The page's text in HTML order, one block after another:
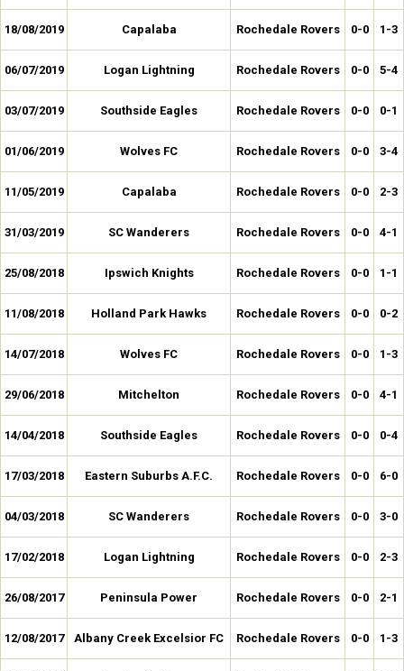
18/08/2019 Capalaba Rochedale Rovers 0-0 1-3
06/07/2019 Logan Lightning Rochedale Rovers 0-0 5-4
03/07/2019 Southside Eagles Rochedale Rovers 0-0 0-1
01/06/2019 Wolves FC Rochedale Rovers 0-0 3-4
11/05/2019 Capalaba Rochedale Rovers 0-0 2-3
31/03/2019 SC Wanderers Rochedale Rovers 0-0 4-1
25/08/2018 Ipswich Knights Rochedale Rovers 0-0 1-1
11/08/2018 Holland Park Hawks Rochedale Rovers 0-0 0-2
14/07/2018 Wolves FC Rochedale Rovers 0-0 1-3
29/06/2018 Mitchelton Rochedale Rovers 0-0 4-1
14/04/2018 Southside Eagles Rochedale Rovers 0-0 0-4
17/03/2018 Eastern Suburbs A.F.C. Rochedale Rovers 0-0 6-0
04/03/2018 SC Wanderers Rochedale Rovers 0-0 3-0
17/02/2018 Logan Lightning Rochedale Rovers 0-0 2-3
26/08/2017 Peninsula Power Rochedale Rovers 0-0 2-1
12/08/2017 Albany Creek Excelsior FC Rochedale Rovers 0-0 1-3